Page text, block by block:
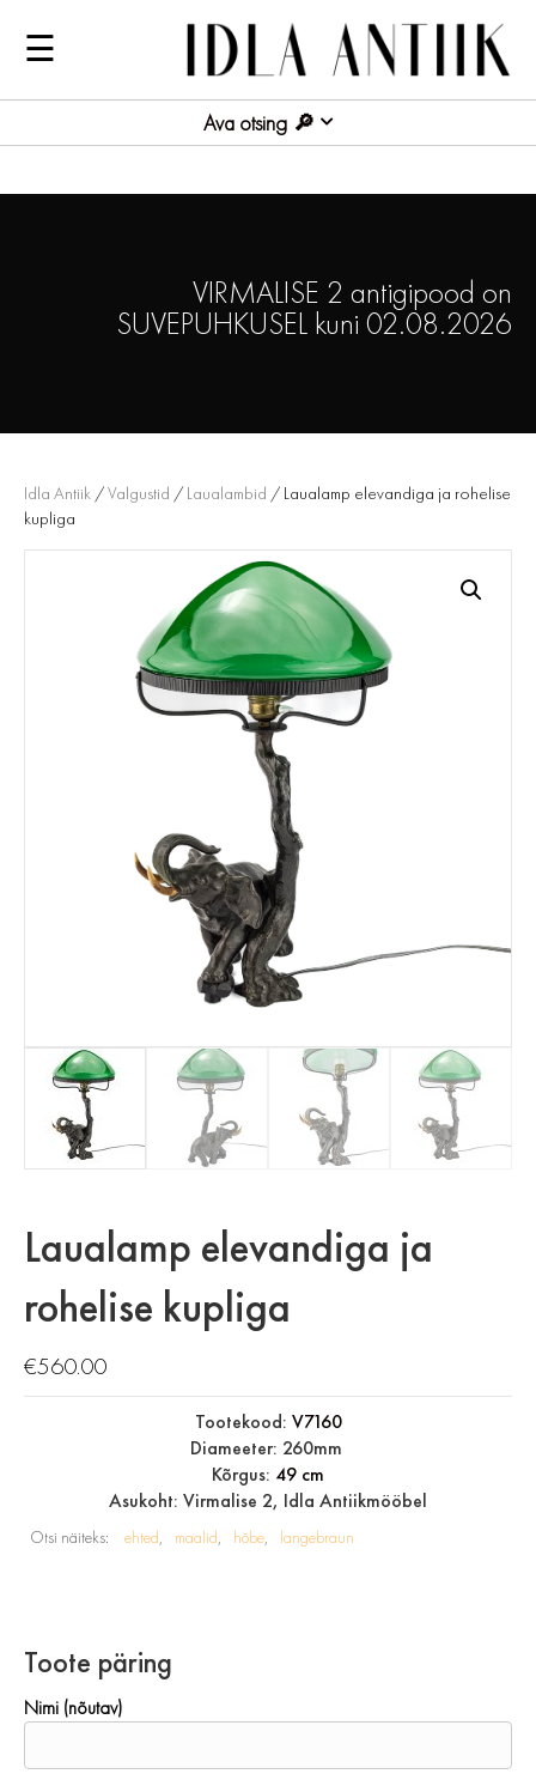
☰
Ava otsing
VIRMALISE 2 antigipood on
SUVEPUHKUSEL kuni 02.08.2026
Idla Antiik /Valgustid / Laualambid / Laualamp elevandiga ja rohelise
kupliga
Laualamp elevandiga ja
rohelise kupliga
€560.00
Tootekood: V7160
Diameeter: 260mm
Kõrgus: 49 cm
Asukoht: Virmalise 2, Idla Antiikmööbel
Otsi näiteks: ehted maalid hõbe langebraun
Toote päring
Nimi (nõutav)